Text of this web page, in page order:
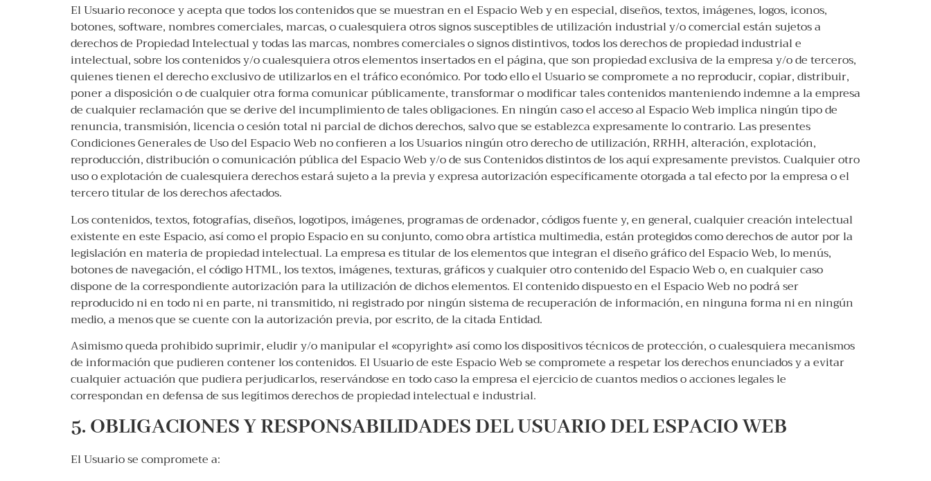
El Usuario reconoce y acepta que todos los contenidos que se muestran en el Espacio Web y en especial, diseños, textos, imágenes, logos, iconos,
botones, software, nombres comerciales, marcas, o cualesquiera otros signos susceptibles de utilización industrial y/o comercial están sujetos a
derechos de Propiedad Intelectual y todas las marcas, nombres comerciales o signos distintivos, todos los derechos de propiedad industrial e
intelectual, sobre los contenidos y/o cualesquiera otros elementos insertados en el página, que son propiedad exclusiva de la empresa y/o de terceros,
quienes tienen el derecho exclusivo de utilizarlos en el tráfico económico. Por todo ello el Usuario se compromete a no reproducir, copiar, distribuir,
poner a disposición o de cualquier otra forma comunicar públicamente, transformar o modificar tales contenidos manteniendo indemne a la empresa
de cualquier reclamación que se derive del incumplimiento de tales obligaciones. En ningún caso el acceso al Espacio Web implica ningún tipo de
renuncia, transmisión, licencia o cesión total ni parcial de dichos derechos, salvo que se establezca expresamente lo contrario. Las presentes
Condiciones Generales de Uso del Espacio Web no confieren a los Usuarios ningún otro derecho de utilización, RRHH, alteración, explotación,
reproducción, distribución o comunicación pública del Espacio Web y/o de sus Contenidos distintos de los aquí expresamente previstos. Cualquier otro
uso o explotación de cualesquiera derechos estará sujeto a la previa y expresa autorización específicamente otorgada a tal efecto por la empresa o el
tercero titular de los derechos afectados.
Los contenidos, textos, fotografías, diseños, logotipos, imágenes, programas de ordenador, códigos fuente y, en general, cualquier creación intelectual
existente en este Espacio, así como el propio Espacio en su conjunto, como obra artística multimedia, están protegidos como derechos de autor por la
legislación en materia de propiedad intelectual. La empresa es titular de los elementos que integran el diseño gráfico del Espacio Web, lo menús,
botones de navegación, el código HTML, los textos, imágenes, texturas, gráficos y cualquier otro contenido del Espacio Web o, en cualquier caso
dispone de la correspondiente autorización para la utilización de dichos elementos. El contenido dispuesto en el Espacio Web no podrá ser
reproducido ni en todo ni en parte, ni transmitido, ni registrado por ningún sistema de recuperación de información, en ninguna forma ni en ningún
medio, a menos que se cuente con la autorización previa, por escrito, de la citada Entidad.
Asimismo queda prohibido suprimir, eludir y/o manipular el «copyright» así como los dispositivos técnicos de protección, o cualesquiera mecanismos
de información que pudieren contener los contenidos. El Usuario de este Espacio Web se compromete a respetar los derechos enunciados y a evitar
cualquier actuación que pudiera perjudicarlos, reservándose en todo caso la empresa el ejercicio de cuantos medios o acciones legales le
correspondan en defensa de sus legítimos derechos de propiedad intelectual e industrial.
5. OBLIGACIONES Y RESPONSABILIDADES DEL USUARIO DEL ESPACIO WEB
El Usuario se compromete a: